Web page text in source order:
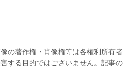
の著作権・肖像権等は各権利所有者
する目的ではございません。記事の